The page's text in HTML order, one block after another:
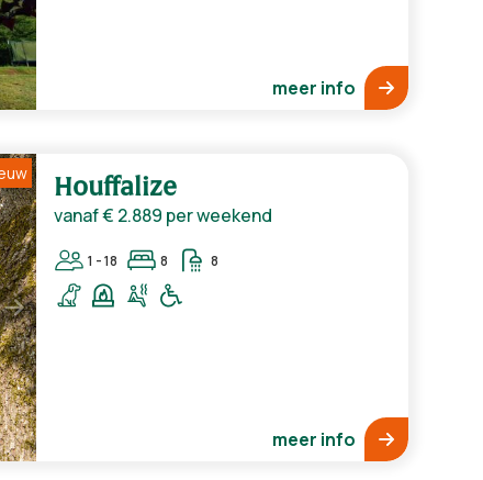
meer info
Houffalize
vanaf€ 2.889 per weekend
1 - 18 8 8
meer info